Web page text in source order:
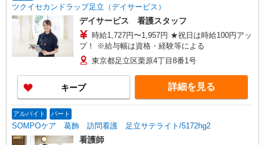
ツクイセカンドラップ足立（デイサービス）
デイサービス 看護スタッフ
時給1,727円〜1,957円 ★祝日は時給100円アッ
プ！ ※給与幅は資格・経験等による
東京都足立区栗原4丁目8番1号
キープ 詳細を見る
アルバイト パート
SOMPOケア 葛飾 訪問看護 足立サテライト/5172hg2
看護師